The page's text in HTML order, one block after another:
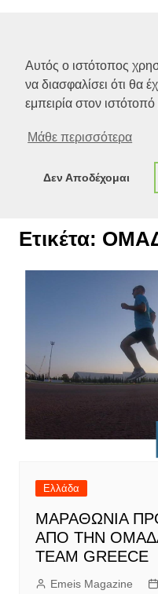
Αυτός ο ιστότοπος
να διασφαλίσει ότι θα
εμπειρία στον
Μάθε περισσότερα
Δεν Αποδέχομαι
ΟΜΑΔΑ
Ετικέτα:
Ελλάδα
ΜΑΡΑΘΩΝΙΑ
ΑΠΟ ΤΗΝ ΟΜΑΔΑ
TEAM GREECE
Emeis Magazine